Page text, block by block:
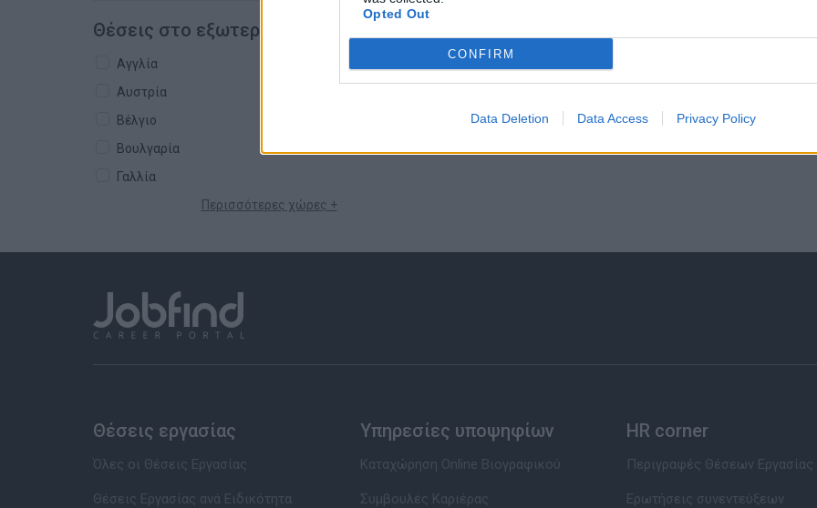
Opted Out
CONFIRM
Data Deletion Data Access Privacy Policy
Θέσεις στο εξωτερικό
Αγγλία
Αυστρία
Βέλγιο
Βουλγαρία
Γαλλία
Περισσότερες χώρες +
Θέσεις εργασίας
Όλες οι Θέσεις Εργασίας
Θέσεις Εργασίας ανά Ειδικότητα
Υπηρεσίες υποψηφίων
Καταχώρηση Online Βιογραφικού
Συμβουλές Καριέρας
HR corner
Περιγραφές Θέσεων Εργασίας
Ερωτήσεις συνεντεύξεων